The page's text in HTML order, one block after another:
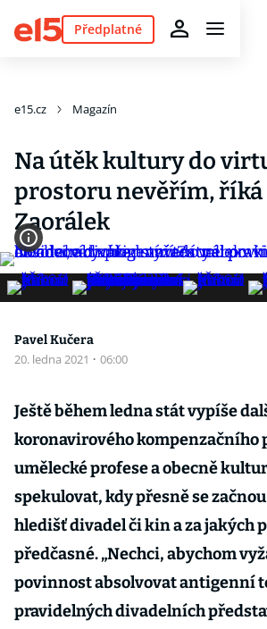
Předplatné
e15.cz Magazín
Na útěk kultury do
prostoru nevěřím,
Zaorálek
Pavel Kučera
20. ledna 2021 · 06:00
Ještě během ledna stát vypíše
koronavirového kompenzačního
umělecké profese a obecně
spekulovat, kdy přesně se
hledišť divadel či kin a za jakých
předčasné. „Nechci, abychom
povinnost absolvovat antigenní
pravidelných divadelních